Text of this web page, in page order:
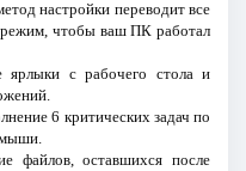
настройки переводит все
чтобы ваш ПК работал
ярлыки с рабочего стола и
6 критических задач по
мыши.
файлов, оставшихся после